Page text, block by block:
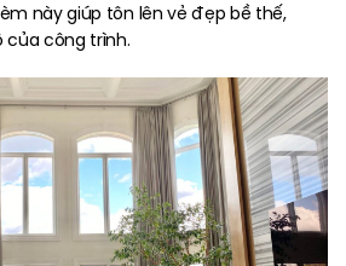
này giúp tôn lên vẻ đẹp bề thế,
của công trình.